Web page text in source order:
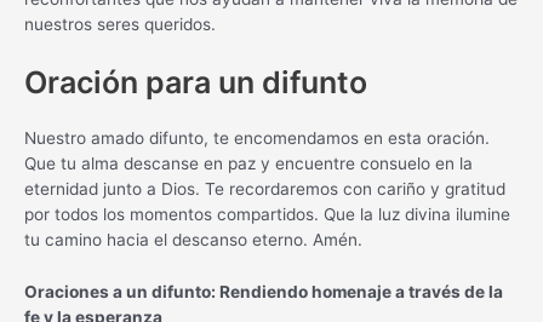
nuestros seres queridos.
Oración para un difunto
Nuestro amado difunto, te encomendamos en esta oración.
Que tu alma descanse en paz y encuentre consuelo en la
eternidad junto a Dios. Te recordaremos con cariño y gratitud
por todos los momentos compartidos. Que la luz divina ilumine
tu camino hacia el descanso eterno. Amén.
Oraciones a un difunto: Rendiendo homenaje a través de la
fe y la esperanza